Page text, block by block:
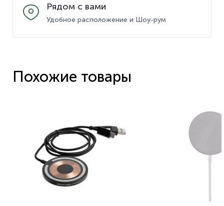
Рядом с вами
Удобное расположение и Шоу-рум
Похожие товары